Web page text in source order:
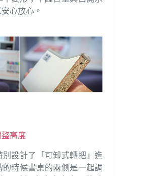
心放心。
高度
設計了「可卸式轉把」進
時候書桌的兩側是一起調